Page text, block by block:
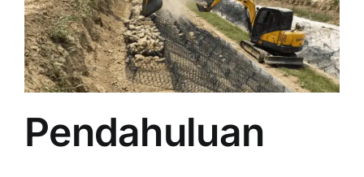
Pendahuluan